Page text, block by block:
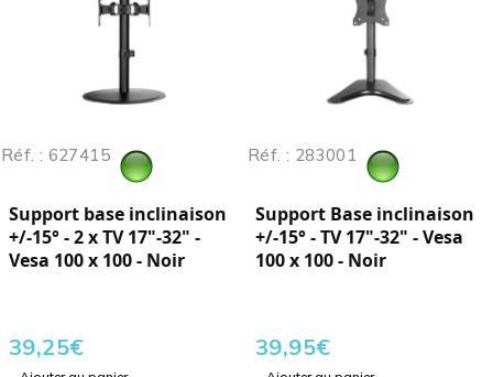
Réf. : 627415
Support base inclinaison
+/-15° - 2 x TV 17"-32" -
Vesa 100 x 100 - Noir
39,25€
Réf. : 283001
Support Base inclinaison
+/-15° - TV 17"-32" - Vesa
100 x 100 - Noir
39,95€